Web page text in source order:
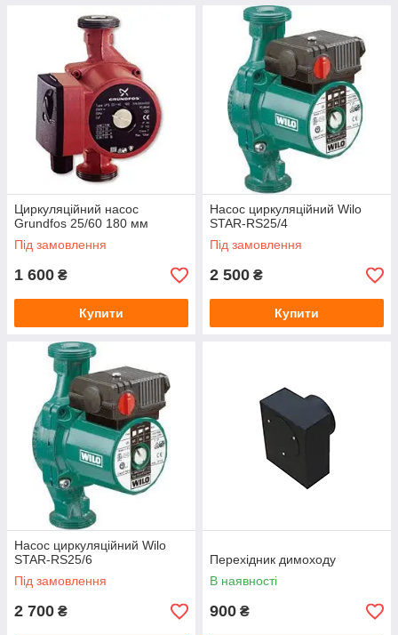
Циркуляційний насос
Grundfos 25/60 180 мм
Під замовлення
1 600 ₴
Купити
Насос циркуляційний Wilo
STAR-RS25/4
Під замовлення
2 500 ₴
Купити
Насос циркуляційний Wilo
STAR-RS25/6
Під замовлення
2 700 ₴
Перехідник димоходу
В наявності
900 ₴